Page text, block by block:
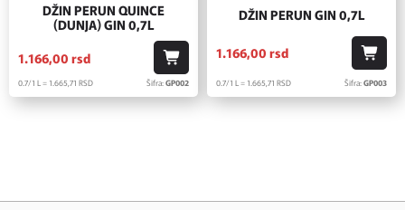
DŽIN PERUN QUINCE
(DUNJA) GIN 0,7L
1.166,00 rsd
0.7/1 L = 1.665,71 RSD Šifra:GP002
DŽIN PERUN GIN 0,7L
1.166,00 rsd
0.7/1 L = 1.665,71 RSD Šifra:GP003